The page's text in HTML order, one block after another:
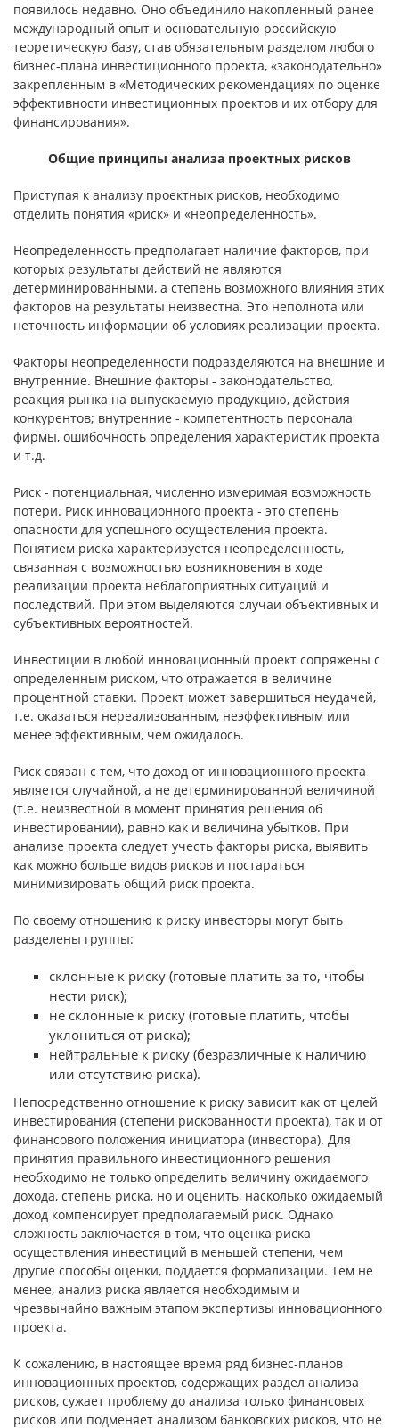
появилось недавно. Оно объединило накопленный ранее
международный опыт и основательную российскую
теоретическую базу, став обязательным разделом любого
бизнес-плана инвестиционного проекта, «законодательно»
закрепленным в «Методических рекомендациях по оценке
эффективности инвестиционных проектов и их отбору для
финансирования».
Общие принципы анализа проектных рисков
Приступая к анализу проектных рисков, необходимо
отделить понятия «риск» и «неопределенность».
Неопределенность предполагает наличие факторов, при
которых результаты действий не являются
детерминированными, а степень возможного влияния этих
факторов на результаты неизвестна. Это неполнота или
неточность информации об условиях реализации проекта.
Факторы неопределенности подразделяются на внешние и
внутренние. Внешние факторы - законодательство,
реакция рынка на выпускаемую продукцию, действия
конкурентов; внутренние - компетентность персонала
фирмы, ошибочность определения характеристик проекта
и т.д.
Риск - потенциальная, численно измеримая возможность
потери. Риск инновационного проекта - это степень
опасности для успешного осуществления проекта.
Понятием риска характеризуется неопределенность,
связанная с возможностью возникновения в ходе
реализации проекта неблагоприятных ситуаций и
последствий. При этом выделяются случаи объективных и
субъективных вероятностей.
Инвестиции в любой инновационный проект сопряжены с
определенным риском, что отражается в величине
процентной ставки. Проект может завершиться неудачей,
т.е. оказаться нереализованным, неэффективным или
менее эффективным, чем ожидалось.
Риск связан с тем, что доход от инновационного проекта
является случайной, а не детерминированной величиной
(т.е. неизвестной в момент принятия решения об
инвестировании), равно как и величина убытков. При
анализе проекта следует учесть факторы риска, выявить
как можно больше видов рисков и постараться
минимизировать общий риск проекта.
По своему отношению к риску инвесторы могут быть
разделены группы:
склонные к риску (готовые платить за то, чтобы
нести риск);
не склонные к риску (готовые платить, чтобы
уклониться от риска);
нейтральные к риску (безразличные к наличию
или отсутствию риска).
Непосредственно отношение к риску зависит как от целей
инвестирования (степени рискованности проекта), так и от
финансового положения инициатора (инвестора). Для
принятия правильного инвестиционного решения
необходимо не только определить величину ожидаемого
дохода, степень риска, но и оценить, насколько ожидаемый
доход компенсирует предполагаемый риск. Однако
сложность заключается в том, что оценка риска
осуществления инвестиций в меньшей степени, чем
другие способы оценки, поддается формализации. Тем не
менее, анализ риска является необходимым и
чрезвычайно важным этапом экспертизы инновационного
проекта.
К сожалению, в настоящее время ряд бизнес-планов
инновационных проектов, содержащих раздел анализа
рисков, сужает проблему до анализа только финансовых
рисков или подменяет анализом банковских рисков, что не